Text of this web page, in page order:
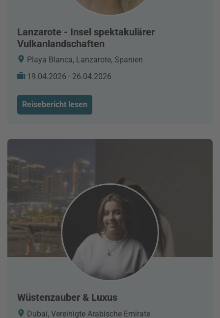
Lanzarote - Insel spektakulärer
Vulkanlandschaften
Playa Blanca, Lanzarote, Spanien
19.04.2026 - 26.04.2026
Reisebericht lesen
Wüstenzauber & Luxus
Dubai, Vereinigte Arabische Emirate